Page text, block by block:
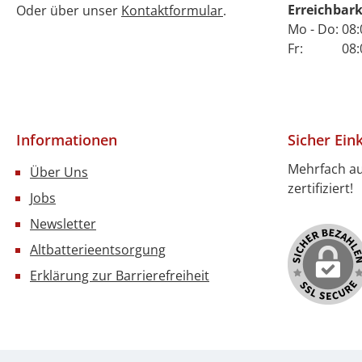
Oder über unser Kontaktformular.
Mo - Do:
Fr: 08:00
Informationen
Über Uns
Jobs
Newsletter
Altbatterieentsorgung
Erklärung zur Barrierefreiheit
Sicher
Mehrfach
zertifiziert!